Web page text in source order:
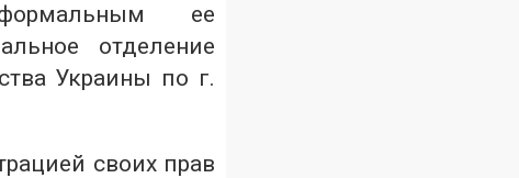
ее
отделение
Украины по г.
своих прав